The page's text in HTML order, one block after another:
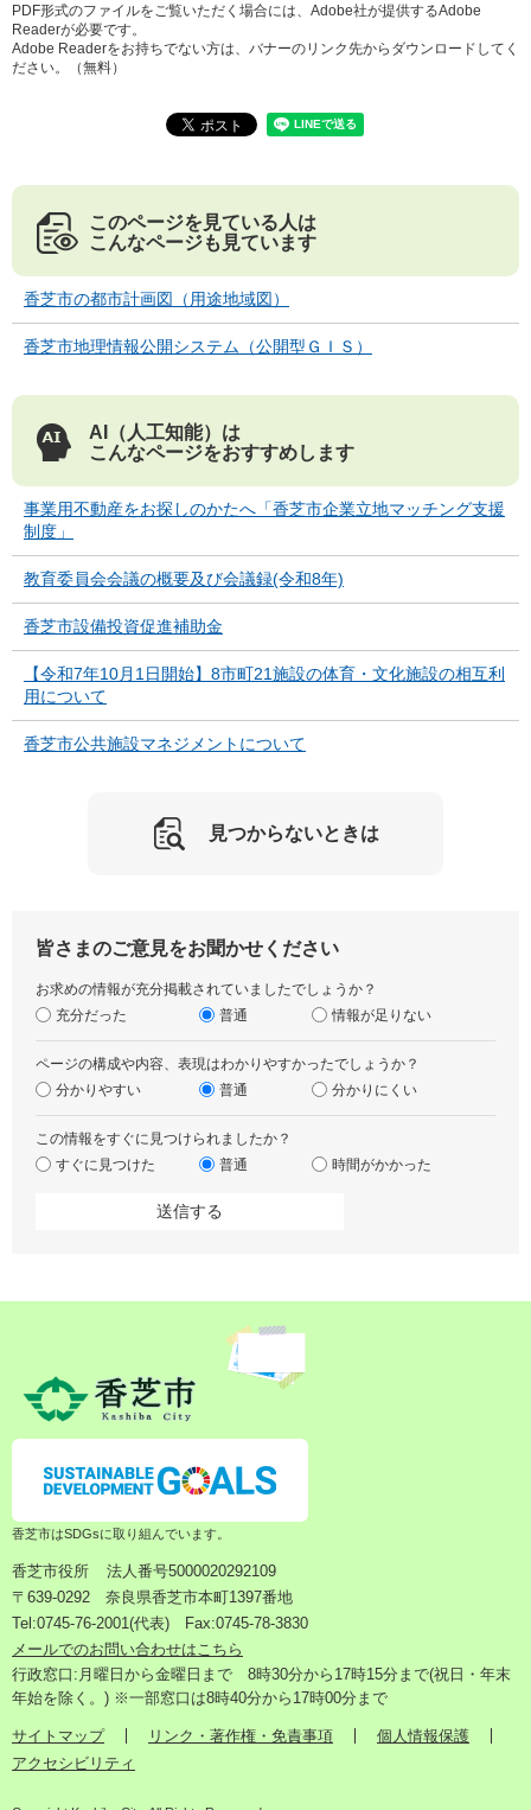
PDF形式のファイルをご覧いただく場合には、Adobe社が提供するAdobe
Readerが必要です。
Adobe Readerをお持ちでない方は、バナーのリンク先からダウンロードしてく
ださい。（無料）
このページを見ている人は
こんなページも見ています
香芝市の都市計画図（用途地域図）
香芝市地理情報公開システム（公開型ＧＩＳ）
AI（人工知能）は
こんなページをおすすめします
事業用不動産をお探しのかたへ「香芝市企業立地マッチング支援
制度」
教育委員会会議の概要及び会議録(令和8年)
香芝市設備投資促進補助金
【令和7年10月1日開始】8市町21施設の体育・文化施設の相互利
用について
香芝市公共施設マネジメントについて
見つからないときは
皆さまのご意見をお聞かせください
お求めの情報が充分掲載されていましたでしょうか？
充分だった
普通 情報が足りない
ページの構成や内容、表現はわかりやすかったでしょうか？
分かりやすい
普通 分かりにくい
この情報をすぐに見つけられましたか？
すぐに見つけた
普通 時間がかかった
香芝市はSDGsに取り組んでいます。
香芝市役所
法人番号5000020292109
〒639-0292 奈良県香芝市本町1397番地
Tel:0745-76-2001(代表) Fax:0745-78-3830
メールでのお問い合わせはこちら
行政窓口:月曜日から金曜日まで 8時30分から17時15分まで(祝日・年末
年始を除く。) ※一部窓口は8時40分から17時00分まで
サイトマップ リンク・著作権・免責事項
個人情報保護
アクセシビリティ